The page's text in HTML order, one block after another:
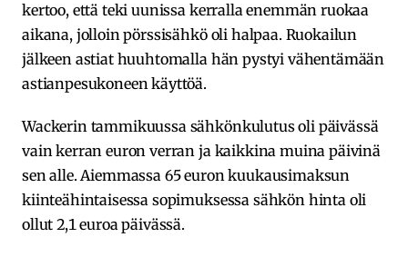
kertoo, että teki uunissa kerralla enemmän ruokaa
aikana, jolloin pörssisähkö oli halpaa. Ruokailun
jälkeen astiat huuhtomalla hän pystyi vähentämään
astianpesukoneen käyttöä.
Wackerin tammikuussa sähkönkulutus oli päivässä
vain kerran euron verran ja kaikkina muina päivinä
sen alle. Aiemmassa 65 euron kuukausimaksun
kiinteähintaisessa sopimuksessa sähkön hinta oli
ollut 2,1 euroa päivässä.